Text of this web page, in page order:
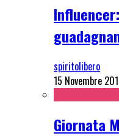
spiritolibero
15 Novembre
Giornata